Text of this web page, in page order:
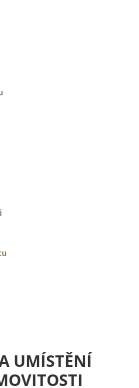
UMÍSTĚNÍ